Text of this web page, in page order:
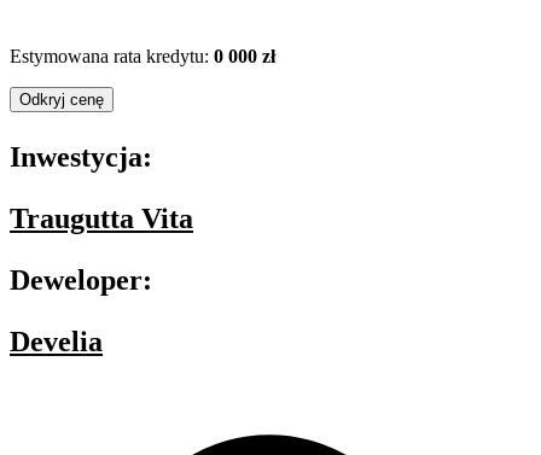
Estymowana rata kredytu: 0 000 zł
Odkryj cenę
Inwestycja:
Traugutta Vita
Deweloper:
Develia